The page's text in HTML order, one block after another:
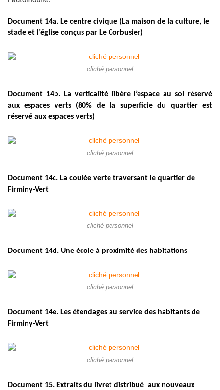
Document 14a. Le centre civique (La maison de la culture, le
stade et l’église conçus par Le Corbusier)
cliché personnel
Document 14b. La verticalité libère l’espace au sol réservé
aux espaces verts (80% de la superficie du quartier est
réservé aux espaces verts)
cliché personnel
Document 14c. La coulée verte traversant le quartier de
Firminy-Vert
cliché personnel
Document 14d. Une école à proximité des habitations
cliché personnel
Document 14e. Les étendages au service des habitants de
Firminy-Vert
cliché personnel
Document 15. Extraits du livret distribué aux nouveaux